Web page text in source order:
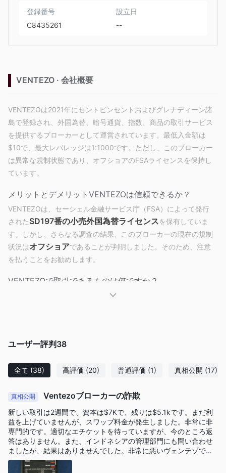
登録番号
C8435261
設立日
--
VENTEZO · 会社概要
VENTEZOは2021年にセントビンセントおよびグレナディーン諸
島で登録され、外国為替、暗号通貨、指数、商品の取引サービス
を提供するブローカーとして運営されています。最低入金額は
$10で、最大レバレッジは1:1000です。ただし、このブローカー
は異常な規制状態であり、オフショアのFSAライセンスを保持し
ています。
メリットとデメリット VENTEZOは信頼できるか？
VENTEZOは、セーシェル金融サービス庁（FSA）によって発行
されたSD197番の小売外国為替ライセンスを保有していま
す。しかし、さらなる調査の結果、このブローカーの現在の規制
状況はオフショアであることが判明しました。そのため、注意
を払うことをお勧めします。
VENTEZOで取引できるものは何ですか？
さらに、ブローカーは
レバレッジ
VENTEZOが提供するレバレッジは柔軟であり、MT4プラットフ
1:200、1:500、または1:1000などのさまざまなオプション
から選択することができます。レバレッジは証拠金要件に影響を
与えるため、より高いレバレッジ比率は取引を開くために必要な
証拠金を減らすことになります。そのため、ニーズに基づいて適
切なレバレッジを選択することをお勧めします。
ユーザー評判 38
全て (38) 高評価 (20) 普通評価 (1) 真相公開 (17)
真相公開 Ventezoブローカーの詐欺
新しい取引は2週間で、資本は$7Kで、残りは$5.1kです。まだ利
益を上げていませんが、スワップ料金が発生しました。非常に非
専門的です。適切なエチケットを待っていますが、今のところ返
答はありません。また、インドネシアの管理部門にも問い合わせ
ましたが、結果はありませんでした。非常に悪いヴェンテゾで
す。